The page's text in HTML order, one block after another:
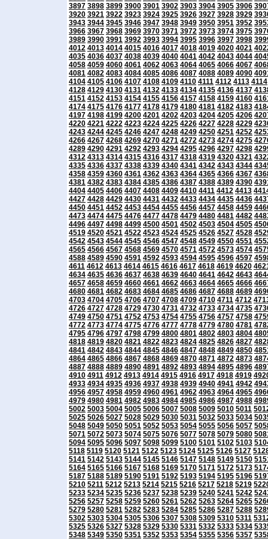
3897 3898 3899 3900 3901 3902 3903 3904 3905 3906
3920 3921 3922 3923 3924 3925 3926 3927 3928 3929
3943 3944 3945 3946 3947 3948 3949 3950 3951 3952
3966 3967 3968 3969 3970 3971 3972 3973 3974 3975
3989 3990 3991 3992 3993 3994 3995 3996 3997 3998
4012 4013 4014 4015 4016 4017 4018 4019 4020 4021
4035 4036 4037 4038 4039 4040 4041 4042 4043 4044
4058 4059 4060 4061 4062 4063 4064 4065 4066 4067
4081 4082 4083 4084 4085 4086 4087 4088 4089 4090
4104 4105 4106 4107 4108 4109 4110 4111 4112 4113 4114
4128 4129 4130 4131 4132 4133 4134 4135 4136 4137
4151 4152 4153 4154 4155 4156 4157 4158 4159 4160
4174 4175 4176 4177 4178 4179 4180 4181 4182 4183
4197 4198 4199 4200 4201 4202 4203 4204 4205 4206
4220 4221 4222 4223 4224 4225 4226 4227 4228 4229
4243 4244 4245 4246 4247 4248 4249 4250 4251 4252
4266 4267 4268 4269 4270 4271 4272 4273 4274 4275
4289 4290 4291 4292 4293 4294 4295 4296 4297 4298
4312 4313 4314 4315 4316 4317 4318 4319 4320 4321
4335 4336 4337 4338 4339 4340 4341 4342 4343 4344
4358 4359 4360 4361 4362 4363 4364 4365 4366 4367
4381 4382 4383 4384 4385 4386 4387 4388 4389 4390
4404 4405 4406 4407 4408 4409 4410 4411 4412 4413
4427 4428 4429 4430 4431 4432 4433 4434 4435 4436
4450 4451 4452 4453 4454 4455 4456 4457 4458 4459
4473 4474 4475 4476 4477 4478 4479 4480 4481 4482
4496 4497 4498 4499 4500 4501 4502 4503 4504 4505
4519 4520 4521 4522 4523 4524 4525 4526 4527 4528
4542 4543 4544 4545 4546 4547 4548 4549 4550 4551
4565 4566 4567 4568 4569 4570 4571 4572 4573 4574
4588 4589 4590 4591 4592 4593 4594 4595 4596 4597
4611 4612 4613 4614 4615 4616 4617 4618 4619 4620
4634 4635 4636 4637 4638 4639 4640 4641 4642 4643
4657 4658 4659 4660 4661 4662 4663 4664 4665 4666
4680 4681 4682 4683 4684 4685 4686 4687 4688 4689
4703 4704 4705 4706 4707 4708 4709 4710 4711 4712
4726 4727 4728 4729 4730 4731 4732 4733 4734 4735
4749 4750 4751 4752 4753 4754 4755 4756 4757 4758
4772 4773 4774 4775 4776 4777 4778 4779 4780 4781
4795 4796 4797 4798 4799 4800 4801 4802 4803 4804
4818 4819 4820 4821 4822 4823 4824 4825 4826 4827
4841 4842 4843 4844 4845 4846 4847 4848 4849 4850
4864 4865 4866 4867 4868 4869 4870 4871 4872 4873
4887 4888 4889 4890 4891 4892 4893 4894 4895 4896
4910 4911 4912 4913 4914 4915 4916 4917 4918 4919
4933 4934 4935 4936 4937 4938 4939 4940 4941 4942
4956 4957 4958 4959 4960 4961 4962 4963 4964 4965
4979 4980 4981 4982 4983 4984 4985 4986 4987 4988
5002 5003 5004 5005 5006 5007 5008 5009 5010 5011
5025 5026 5027 5028 5029 5030 5031 5032 5033 5034
5048 5049 5050 5051 5052 5053 5054 5055 5056 5057
5071 5072 5073 5074 5075 5076 5077 5078 5079 5080
5094 5095 5096 5097 5098 5099 5100 5101 5102 5103
5118 5119 5120 5121 5122 5123 5124 5125 5126 5127
5141 5142 5143 5144 5145 5146 5147 5148 5149 5150
5164 5165 5166 5167 5168 5169 5170 5171 5172 5173
5187 5188 5189 5190 5191 5192 5193 5194 5195 5196
5210 5211 5212 5213 5214 5215 5216 5217 5218 5219
5233 5234 5235 5236 5237 5238 5239 5240 5241 5242
5256 5257 5258 5259 5260 5261 5262 5263 5264 5265
5279 5280 5281 5282 5283 5284 5285 5286 5287 5288
5302 5303 5304 5305 5306 5307 5308 5309 5310 5311
5325 5326 5327 5328 5329 5330 5331 5332 5333 5334
5348 5349 5350 5351 5352 5353 5354 5355 5356 5357